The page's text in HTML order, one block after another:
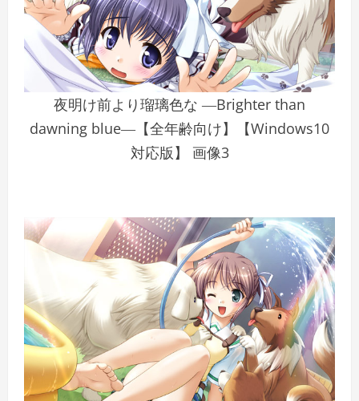
夜明け前より瑠璃色な ―Brighter than
dawning blue―【全年齢向け】【Windows10
対応版】 画像3